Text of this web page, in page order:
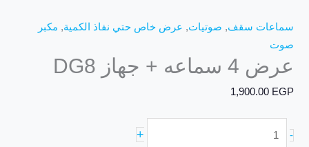
سماعات سقف, صوتيات, عرض خاص حتي نفاذ الكمية, مكبر
صوت
عرض 4 سماعه + جهاز DG8
1,900.00 EGP
-
+